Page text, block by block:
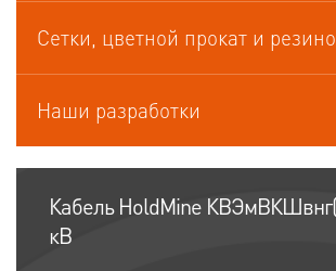
Сетки, цветной прокат и
Наши разработки
Кабель HoldMine
кВ